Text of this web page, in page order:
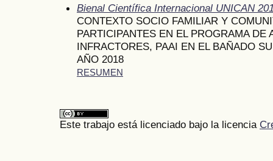
Bienal Científica Internacional UNICAN
CONTEXTO SOCIO FAMILIAR Y
PARTICIPANTES EN EL PROGRAMA DE
INFRACTORES, PAAI EN EL BAÑADO
AÑO 2018
RESUMEN
Este trabajo está licenciado bajo la licencia